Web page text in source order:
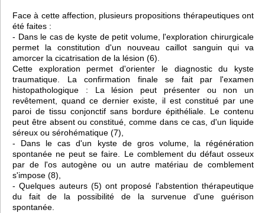
Face à cette affection, plusieurs propositions thérapeutiques ont
été faites :
- Dans le cas de kyste de petit volume, l'exploration chirurgicale
permet la constitution d'un nouveau caillot sanguin qui va
amorcer la cicatrisation de la lésion (6).
Cette exploration permet d'orienter le diagnostic du kyste
traumatique. La confirmation finale se fait par l'examen
histopathologique : La lésion peut présenter ou non un
revêtement, quand ce dernier existe, il est constitué par une
paroi de tissu conjonctif sans bordure épithéliale. Le contenu
peut être absent ou constitué, comme dans ce cas, d'un liquide
séreux ou sérohématique (7),
- Dans le cas d'un kyste de gros volume, la régénération
spontanée ne peut se faire. Le comblement du défaut osseux
par de l'os autogène ou un autre matériau de comblement
s'impose (8),
- Quelques auteurs (5) ont proposé l'abstention thérapeutique
du fait de la possibilité de la survenue d'une guérison
spontanée.